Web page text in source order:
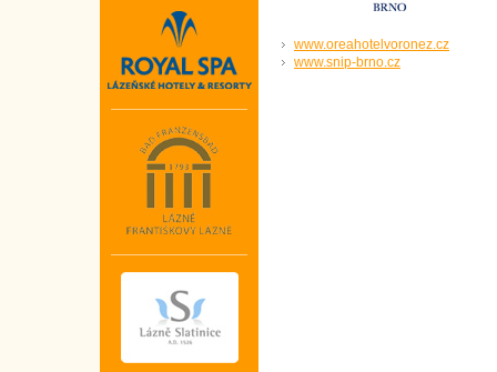
www.oreahotelvoronez.cz
www.snip-brno.cz